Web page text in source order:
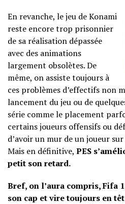
En revanche, le jeu de Konami
reste encore trop prisonnier
de sa réalisation dépassée
avec des animations
largement obsolètes. De
même, on assiste toujours à
ces problèmes d’effectifs non
lancement du jeu ou de
série comme le placement
certains joueurs offensifs ou
d’avoir un mur de un joueur
Mais en définitive, PES
petit son retard.
Bref, on l’aura compris, Fifa
son cap et vire toujours en